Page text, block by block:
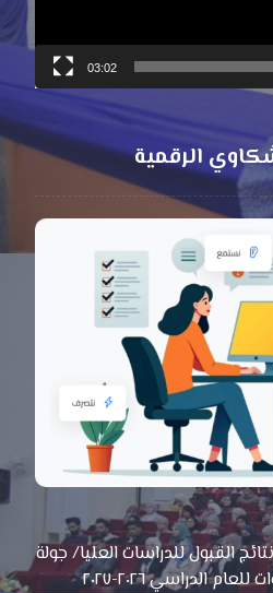
03:02
الرقمية
القبول للدراسات العليا/ جولة
الدراسي ٢٠٢٦-٢٠٢٧